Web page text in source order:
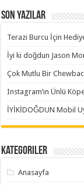
Son Yazılar
Terazi Burcu İçin
İyi ki doğdun Jason
Çok Mutlu Bir
Instagram’ın Ünlü
İYİKİDOĞDUN Mobil
Kategoriler
Anasayfa